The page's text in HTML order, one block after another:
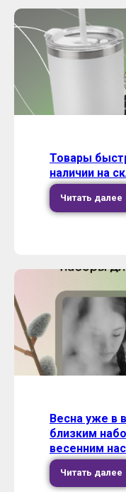
Товары
наличии на
Читать далее
Весна уже в
близким
весенним
Читать далее